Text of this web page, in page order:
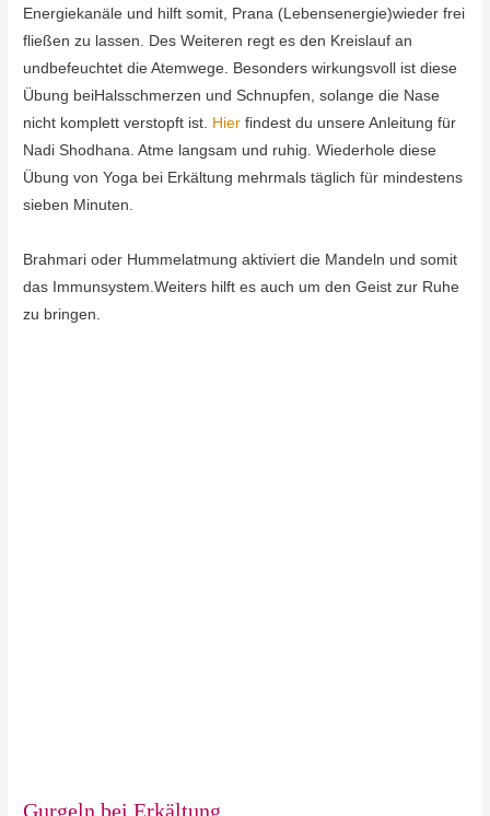
Energiekanäle und hilft somit, Prana (Lebensenergie)wieder frei
fließen zu lassen. Des Weiteren regt es den Kreislauf an
undbefeuchtet die Atemwege. Besonders wirkungsvoll ist diese
Übung beiHalsschmerzen und Schnupfen, solange die Nase
nicht komplett verstopft ist. Hierfindest du unsere Anleitung für
Nadi Shodhana. Atme langsam und ruhig. Wiederhole diese
Übung von Yoga bei Erkältung mehrmals täglich für mindestens
sieben Minuten.
Brahmari oder Hummelatmung aktiviert die Mandeln und somit
das Immunsystem.Weiters hilft es auch um den Geist zur Ruhe
zu bringen.
Gurgeln bei Erkältung